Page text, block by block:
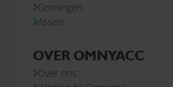
Groningen
Assen
OVER OMNYACC
Over ons